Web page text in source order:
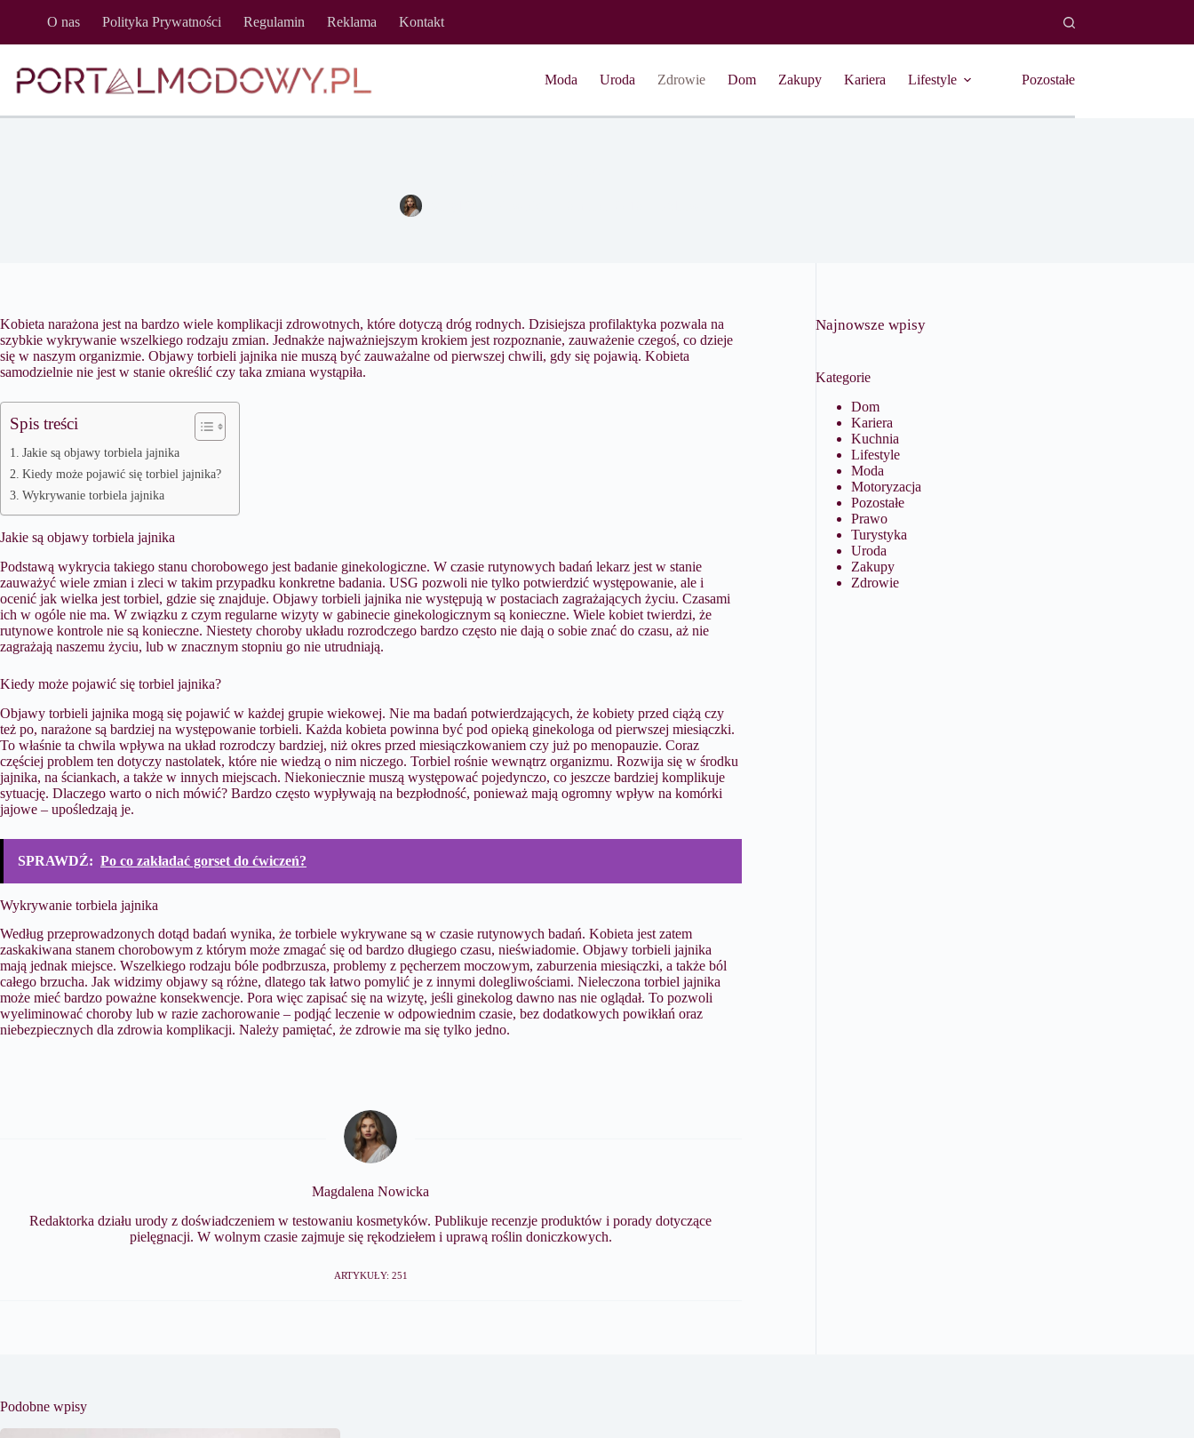
O nas Polityka Prywatności Regulamin Reklama Kontakt
Moda Uroda Zdrowie Dom Zakupy Kariera Lifestyle Pozostałe
Kobieta narażona jest na bardzo wiele komplikacji zdrowotnych, które dotyczą dróg rodnych. Dzisiejsza profilaktyka pozwala na
szybkie wykrywanie wszelkiego rodzaju zmian. Jednakże najważniejszym krokiem jest rozpoznanie, zauważenie czegoś, co dzieje
się w naszym organizmie. Objawy torbieli jajnika nie muszą być zauważalne od pierwszej chwili, gdy się pojawią. Kobieta
samodzielnie nie jest w stanie określić czy taka zmiana wystąpiła.
Spis treści
Jakie są objawy torbiela jajnika
Kiedy może pojawić się torbiel jajnika?
Wykrywanie torbiela jajnika
Jakie są objawy torbiela jajnika
Podstawą wykrycia takiego stanu chorobowego jest badanie ginekologiczne. W czasie rutynowych badań lekarz jest w stanie
zauważyć wiele zmian i zleci w takim przypadku konkretne badania. USG pozwoli nie tylko potwierdzić występowanie, ale i
ocenić jak wielka jest torbiel, gdzie się znajduje. Objawy torbieli jajnika nie występują w postaciach zagrażających życiu. Czasami
ich w ogóle nie ma. W związku z czym regularne wizyty w gabinecie ginekologicznym są konieczne. Wiele kobiet twierdzi, że
rutynowe kontrole nie są konieczne. Niestety choroby układu rozrodczego bardzo często nie dają o sobie znać do czasu, aż nie
zagrażają naszemu życiu, lub w znacznym stopniu go nie utrudniają.
Kiedy może pojawić się torbiel jajnika?
Objawy torbieli jajnika mogą się pojawić w każdej grupie wiekowej. Nie ma badań potwierdzających, że kobiety przed ciążą czy
też po, narażone są bardziej na występowanie torbieli. Każda kobieta powinna być pod opieką ginekologa od pierwszej miesiączki.
To właśnie ta chwila wpływa na układ rozrodczy bardziej, niż okres przed miesiączkowaniem czy już po menopauzie. Coraz
częściej problem ten dotyczy nastolatek, które nie wiedzą o nim niczego. Torbiel rośnie wewnątrz organizmu. Rozwija się w środku
jajnika, na ściankach, a także w innych miejscach. Niekoniecznie muszą występować pojedynczo, co jeszcze bardziej komplikuje
sytuację. Dlaczego warto o nich mówić? Bardzo często wypływają na bezpłodność, ponieważ mają ogromny wpływ na komórki
jajowe – upośledzają je.
SPRAWDŹ: Po co zakładać gorset do ćwiczeń?
Wykrywanie torbiela jajnika
Według przeprowadzonych dotąd badań wynika, że torbiele wykrywane są w czasie rutynowych badań. Kobieta jest zatem
zaskakiwana stanem chorobowym z którym może zmagać się od bardzo długiego czasu, nieświadomie. Objawy torbieli jajnika
mają jednak miejsce. Wszelkiego rodzaju bóle podbrzusza, problemy z pęcherzem moczowym, zaburzenia miesiączki, a także ból
całego brzucha. Jak widzimy objawy są różne, dlatego tak łatwo pomylić je z innymi dolegliwościami. Nieleczona torbiel jajnika
może mieć bardzo poważne konsekwencje. Pora więc zapisać się na wizytę, jeśli ginekolog dawno nas nie oglądał. To pozwoli
wyeliminować choroby lub w razie zachorowanie – podjąć leczenie w odpowiednim czasie, bez dodatkowych powikłań oraz
niebezpiecznych dla zdrowia komplikacji. Należy pamiętać, że zdrowie ma się tylko jedno.
Magdalena Nowicka
Redaktorka działu urody z doświadczeniem w testowaniu kosmetyków. Publikuje recenzje produktów i porady dotyczące
pielęgnacji. W wolnym czasie zajmuje się rękodziełem i uprawą roślin doniczkowych.
ARTYKUŁY: 251
Najnowsze wpisy
Kategorie
Dom
Kariera
Kuchnia
Lifestyle
Moda
Motoryzacja
Pozostałe
Prawo
Turystyka
Uroda
Zakupy
Zdrowie
Podobne wpisy